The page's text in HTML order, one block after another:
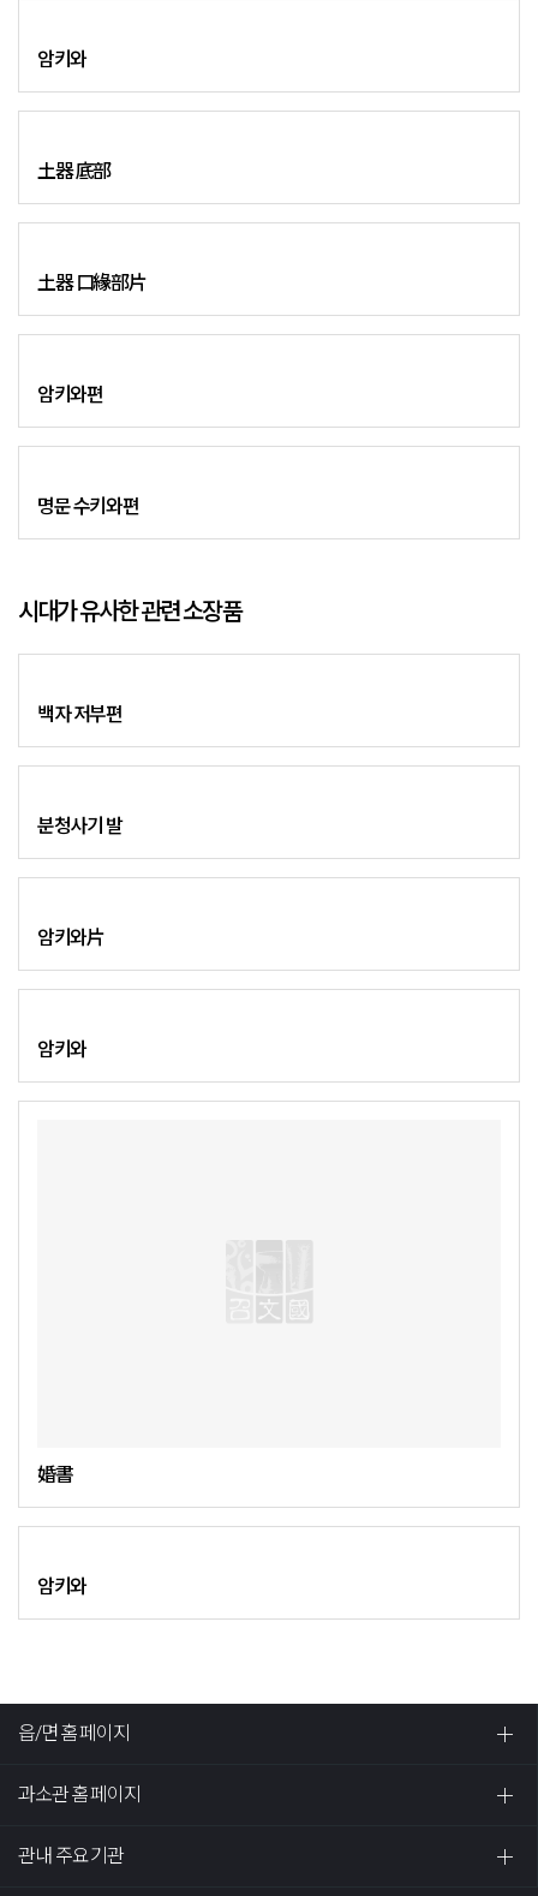
암키와
土器 底部
土器 口緣部片
암키와편
명문 수키와편
시대가 유사한 관련 소장품
백자 저부편
분청사기 발
암키와片
암키와
婚書
암키와
읍/면 홈페이지
과소관 홈페이지
관내 주요기관